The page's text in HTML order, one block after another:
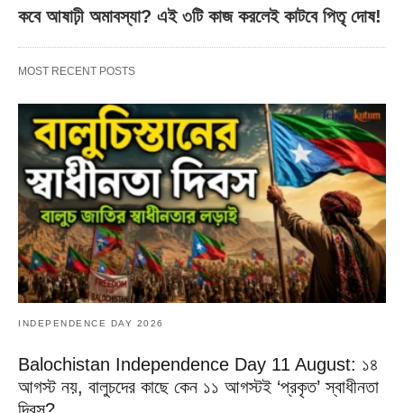
কবে আষাঢ়ী অমাবস্যা? এই ৩টি কাজ করলেই কাটবে পিতৃ দোষ!
MOST RECENT POSTS
INDEPENDENCE DAY 2026
Balochistan Independence Day 11 August: ১৪
আগস্ট নয়, বালুচদের কাছে কেন ১১ আগস্টই ‘প্রকৃত’ স্বাধীনতা